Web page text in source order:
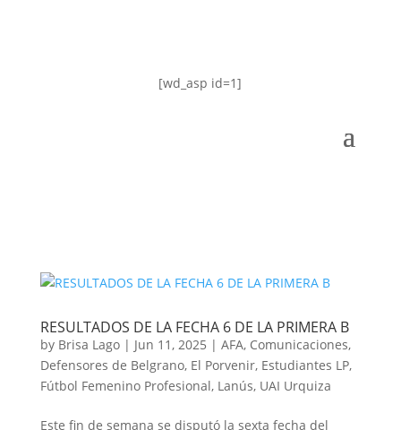
[wd_asp id=1]
RESULTADOS DE LA FECHA 6 DE LA PRIMERA B
by Brisa Lago| Jun 11, 2025 | AFA, Comunicaciones,
Defensores de Belgrano, El Porvenir, Estudiantes LP,
Fútbol Femenino Profesional, Lanús, UAI Urquiza
Este fin de semana se disputó la sexta fecha del